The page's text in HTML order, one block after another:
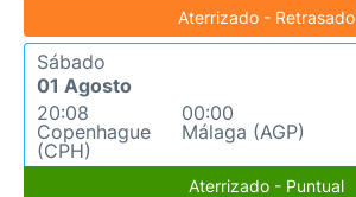
Aterrizado - Retrasado
Sábado
01 Agosto
20:08
Copenhague
(CPH)
00:00
Málaga (AGP)
Aterrizado - Puntual